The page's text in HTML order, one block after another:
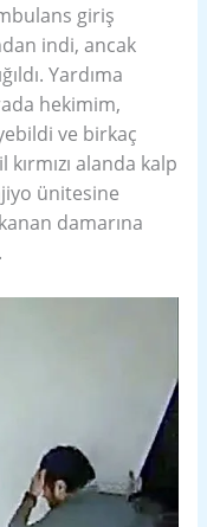
giriş
indi, ancak
Yardıma
hekimim,
ve birkaç
alanda kalp
ünitesine
damarına